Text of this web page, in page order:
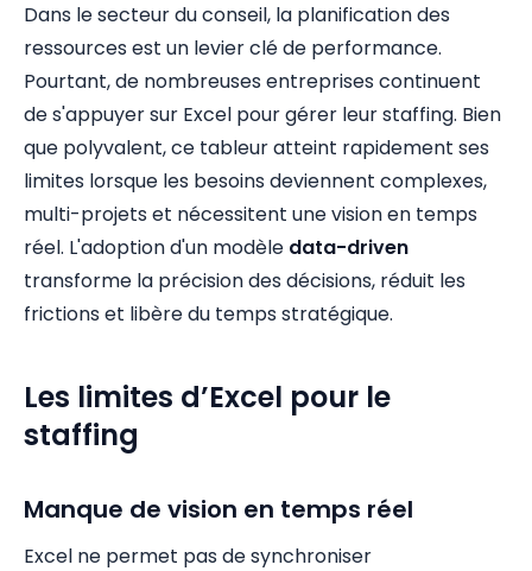
Dans le secteur du conseil, la planification des
ressources est un levier clé de performance.
Pourtant, de nombreuses entreprises continuent
de s'appuyer sur Excel pour gérer leur staffing. Bien
que polyvalent, ce tableur atteint rapidement ses
limites lorsque les besoins deviennent complexes,
multi-projets et nécessitent une vision en temps
réel. L'adoption d'un modèle data-driven
transforme la précision des décisions, réduit les
frictions et libère du temps stratégique.
Les limites d’Excel pour le
staffing
Manque de vision en temps réel
Excel ne permet pas de synchroniser